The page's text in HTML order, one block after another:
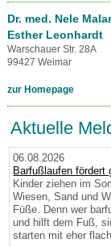
Dr. med. Nele
Esther Leonhardt
Warschauer Str. 28A
99427 Weimar
zur Homepage
Aktuelle
06.08.2026
Barfußlaufen fördert
Kinder ziehen im
Wiesen, Sand und
Füße. Denn wer
und hilft dem Fuß,
starten mit eher